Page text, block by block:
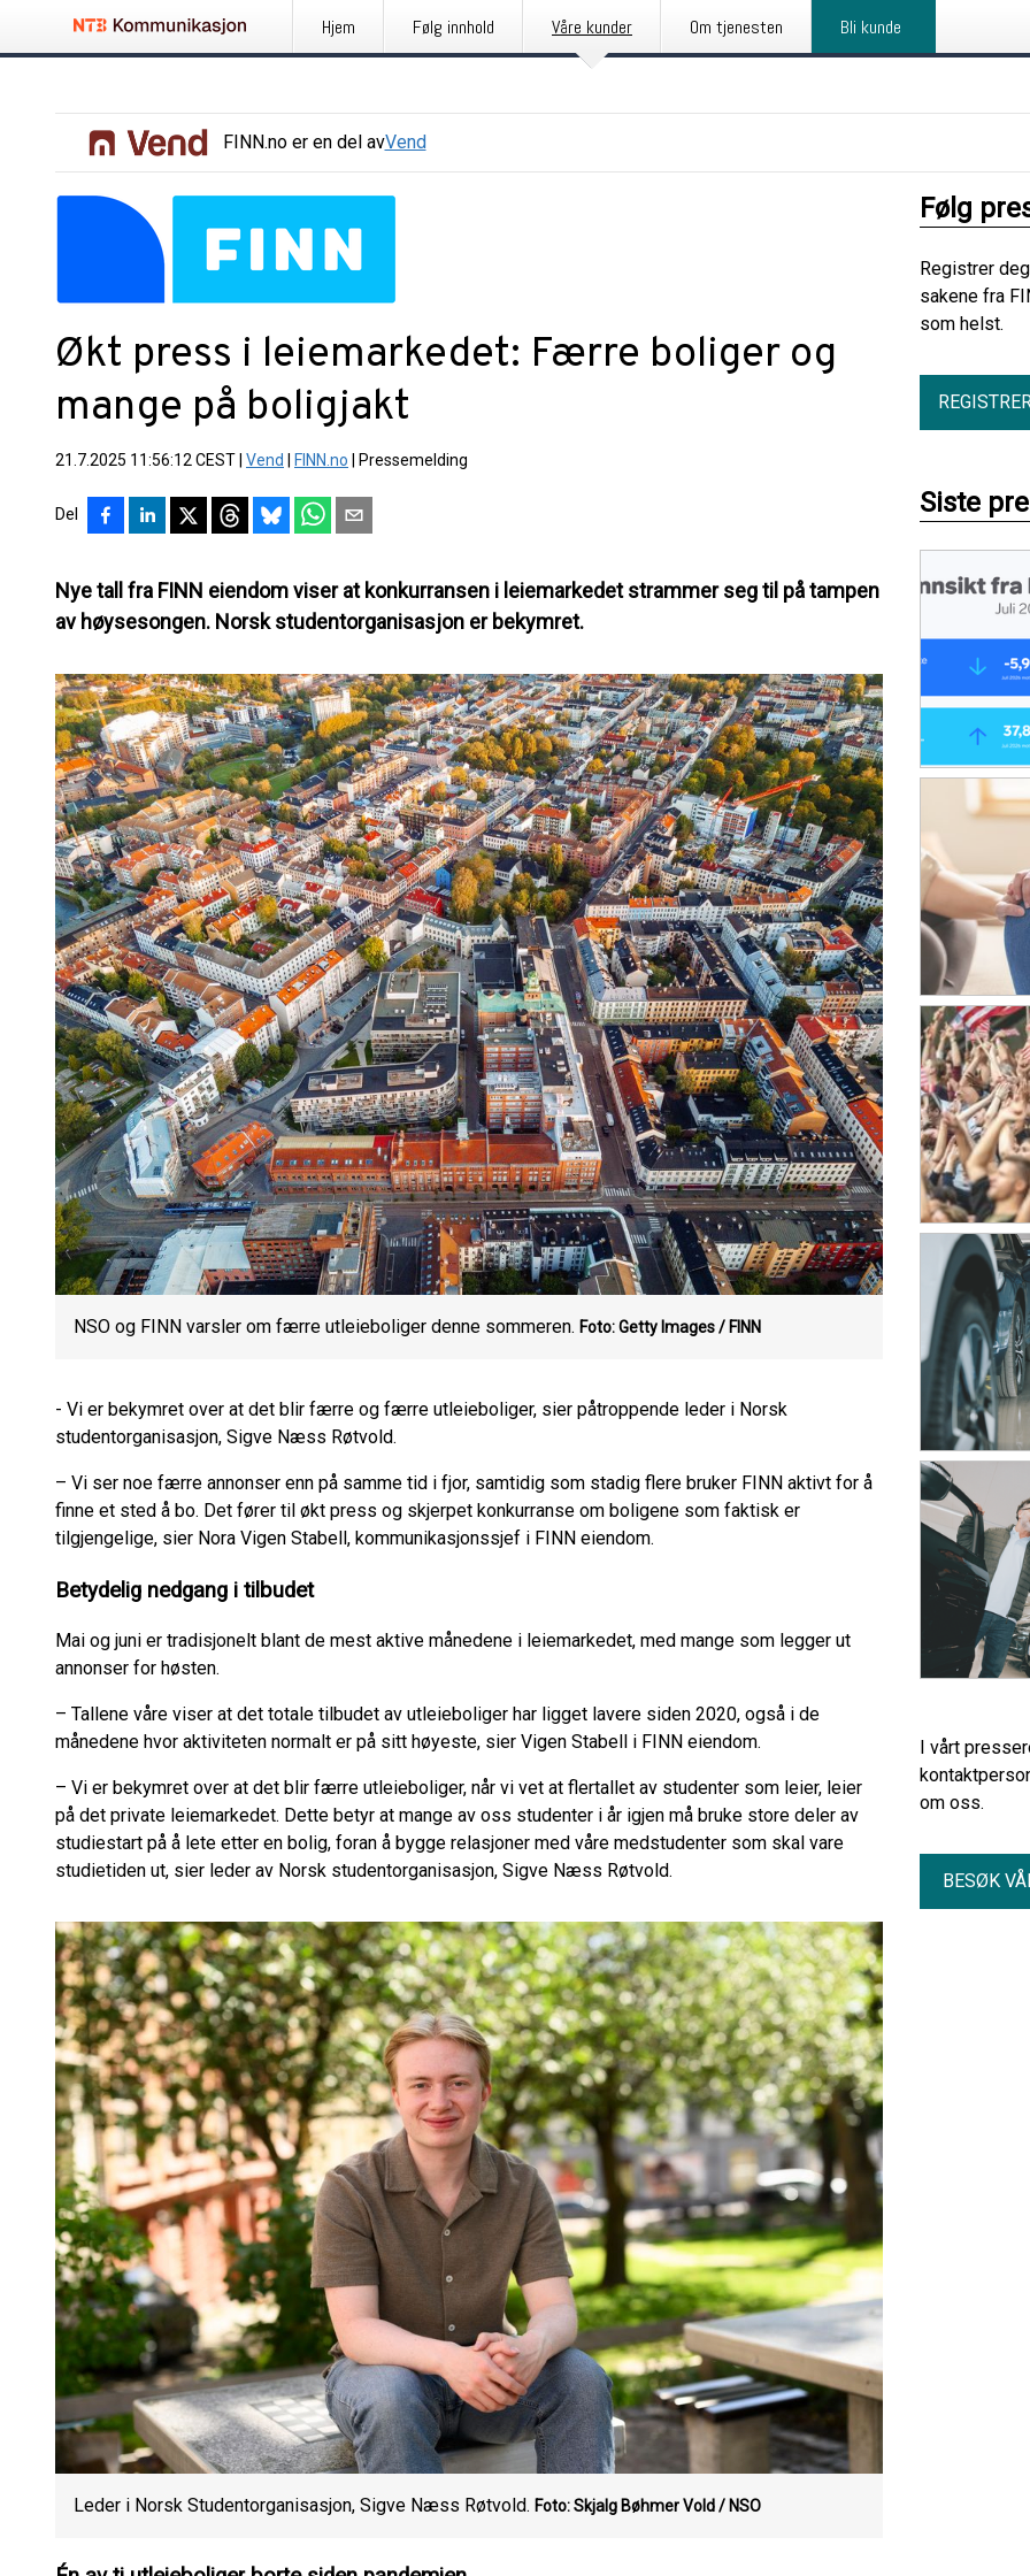
Hjem Følg innhold Våre kunder Om tjenesten Bli kunde
FINN.no er en del avVend
Økt press i leiemarkedet: Færre boliger og
mange på boligjakt
21.7.2025 11:56:12 CEST Vend FINN.no Pressemelding
Del
Nye tall fra FINN eiendom viser at konkurransen i leiemarkedet strammer seg til på tampen
av høysesongen. Norsk studentorganisasjon er bekymret.
NSO og FINN varsler om færre utleieboliger denne sommeren. Foto: Getty Images / FINN
- Vi er bekymret over at det blir færre og færre utleieboliger, sier påtroppende leder i Norsk
studentorganisasjon, Sigve Næss Røtvold.
– Vi ser noe færre annonser enn på samme tid i fjor, samtidig som stadig flere bruker FINN aktivt for å
finne et sted å bo. Det fører til økt press og skjerpet konkurranse om boligene som faktisk er
tilgjengelige, sier Nora Vigen Stabell, kommunikasjonssjef i FINN eiendom.
Betydelig nedgang i tilbudet
Mai og juni er tradisjonelt blant de mest aktive månedene i leiemarkedet, med mange som legger ut
annonser for høsten.
– Tallene våre viser at det totale tilbudet av utleieboliger har ligget lavere siden 2020, også i de
månedene hvor aktiviteten normalt er på sitt høyeste, sier Vigen Stabell i FINN eiendom.
– Vi er bekymret over at det blir færre utleieboliger, når vi vet at flertallet av studenter som leier, leier
på det private leiemarkedet. Dette betyr at mange av oss studenter i år igjen må bruke store deler av
studiestart på å lete etter en bolig, foran å bygge relasjoner med våre medstudenter som skal vare
studietiden ut, sier leder av Norsk studentorganisasjon, Sigve Næss Røtvold.
Leder i Norsk Studentorganisasjon, Sigve Næss Røtvold. Foto: Skjalg Bøhmer Vold / NSO
Følg
Registrer
sakene fra
som helst.
Siste
I vårt
om oss.
BESØK